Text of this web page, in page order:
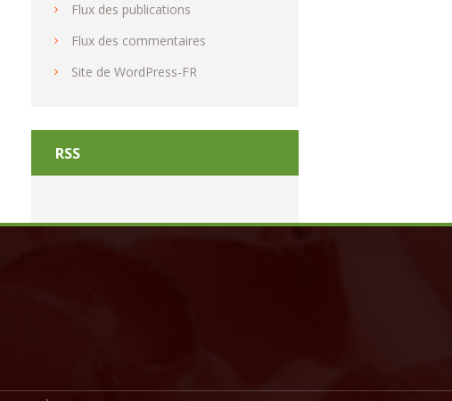
Flux des publications
Flux des commentaires
Site de WordPress-FR
RSS